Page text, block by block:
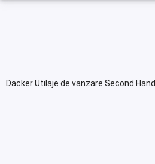
Dacker Utilaje de vanzare Second Hand